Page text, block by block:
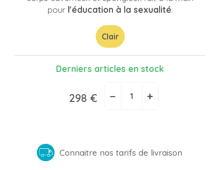
pourl'éducation à la sexualité.
Clair
Derniers articles en stock
298 € − +
Connaitre nos tarifs de livraison